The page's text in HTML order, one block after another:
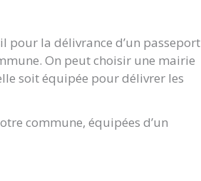
pour la délivrance d’un passeport
On peut choisir une mairie
soit équipée pour délivrer les
commune, équipées d’un